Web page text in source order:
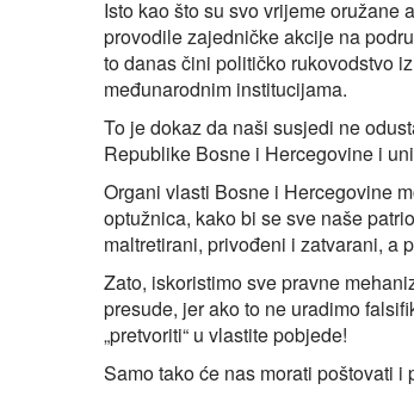
Isto kao što su svo vrijeme
provodile zajedničke akcije na
to danas čini političko rukovodstvo
međunarodnim institucijama.
To je dokaz da naši susjedi ne
Republike Bosne i Hercegovine i
Organi vlasti Bosne i Hercegovine
optužnica, kako bi se sve naše
maltretirani, privođeni i zatvarani, a
Zato, iskoristimo sve pravne
presude, jer ako to ne uradimo
„pretvoriti“ u vlastite pobjede!
Samo tako će nas morati poštovati i